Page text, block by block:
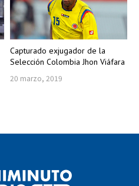
Capturado exjugador de la
Selección Colombia Jhon Viáfara
20 marzo, 2019